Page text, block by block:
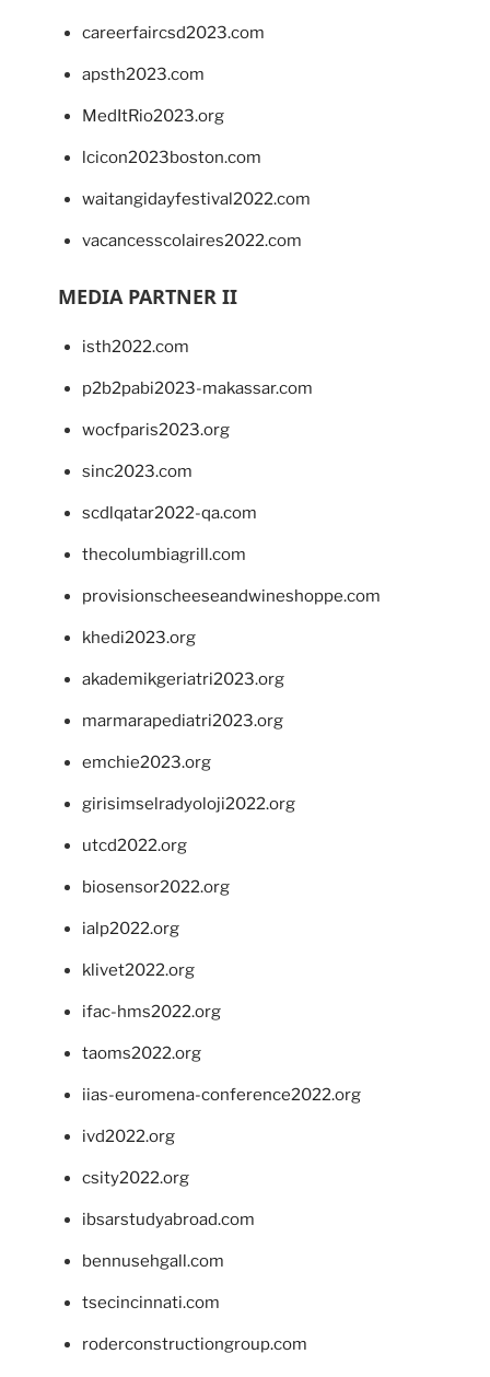
careerfaircsd2023.com
apsth2023.com
MedItRio2023.org
lcicon2023boston.com
waitangidayfestival2022.com
vacancesscolaires2022.com
MEDIA PARTNER II
isth2022.com
p2b2pabi2023-makassar.com
wocfparis2023.org
sinc2023.com
scdlqatar2022-qa.com
thecolumbiagrill.com
provisionscheeseandwineshoppe.com
khedi2023.org
akademikgeriatri2023.org
marmarapediatri2023.org
emchie2023.org
girisimselradyoloji2022.org
utcd2022.org
biosensor2022.org
ialp2022.org
klivet2022.org
ifac-hms2022.org
taoms2022.org
iias-euromena-conference2022.org
ivd2022.org
csity2022.org
ibsarstudyabroad.com
bennusehgall.com
tsecincinnati.com
roderconstructiongroup.com